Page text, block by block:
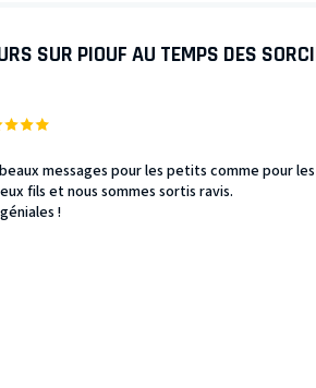
SUR PIOUF AU TEMPS DES
messages pour les petits comme pour
fils et nous sommes sortis ravis.
!